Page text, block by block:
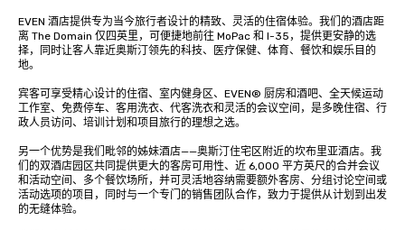
EVEN 酒店提供专为当今旅行者设计的精致、灵活的住宿体验。我们的酒店距
离 The Domain 仅四英里，可便捷地前往 MoPac 和 I-35，提供更安静的选
择，同时让客人靠近奥斯汀领先的科技、医疗保健、体育、餐饮和娱乐目的
地。
宾客可享受精心设计的住宿、室内健身区、EVEN® 厨房和酒吧、全天候运动
工作室、免费停车、客用洗衣、代客洗衣和灵活的会议空间，是多晚住宿、行
政人员访问、培训计划和项目旅行的理想之选。
另一个优势是我们毗邻的姊妹酒店——奥斯汀住宅区附近的坎布里亚酒店。我
们的双酒店园区共同提供更大的客房可用性、近 6,000 平方英尺的合并会议
和活动空间、多个餐饮场所，并可灵活地容纳需要额外客房、分组讨论空间或
活动选项的项目，同时与一个专门的销售团队合作，致力于提供从计划到出发
的无缝体验。